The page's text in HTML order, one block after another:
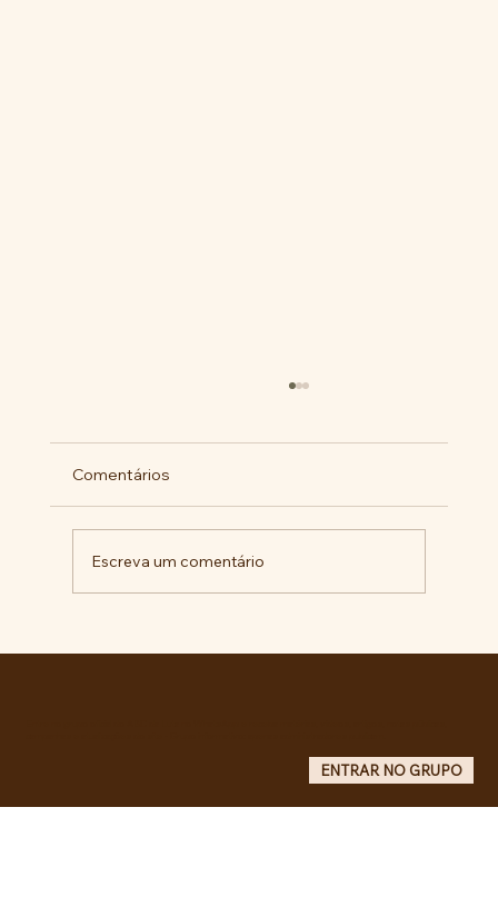
Comentários
Escreva um comentário
ENTRAR NO GRUPO